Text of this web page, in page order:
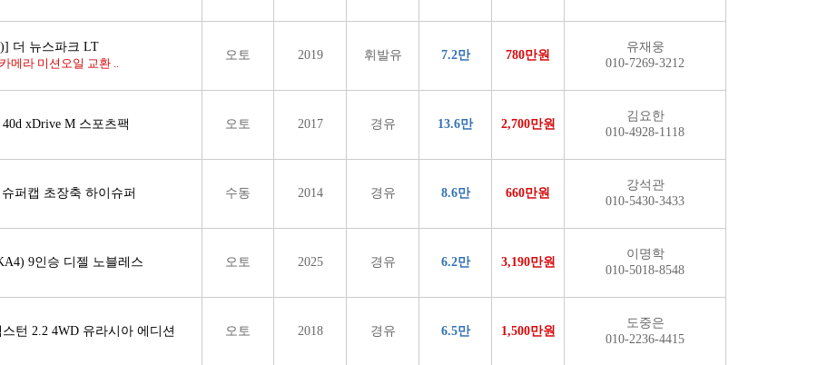
더 뉴스파크 LT
메라 미션오일 교환 ..
오토 2019 휘발유 7.2만 780만원
유재웅
010-7269-3212
xDrive M 스포츠팩 오토 2017 경유 13.6만 2,700만원
김요한
010-4928-1118
퍼캡 초장축 하이슈퍼 수동 2014 경유 8.6만 660만원
강석관
010-5430-3433
9인승 디젤 노블레스 오토 2025 경유 6.2만 3,190만원
이명학
010-5018-8548
턴 2.2 4WD 유라시아 에디션 오토 2018 경유 6.5만 1,500만원
도중은
010-2236-4415